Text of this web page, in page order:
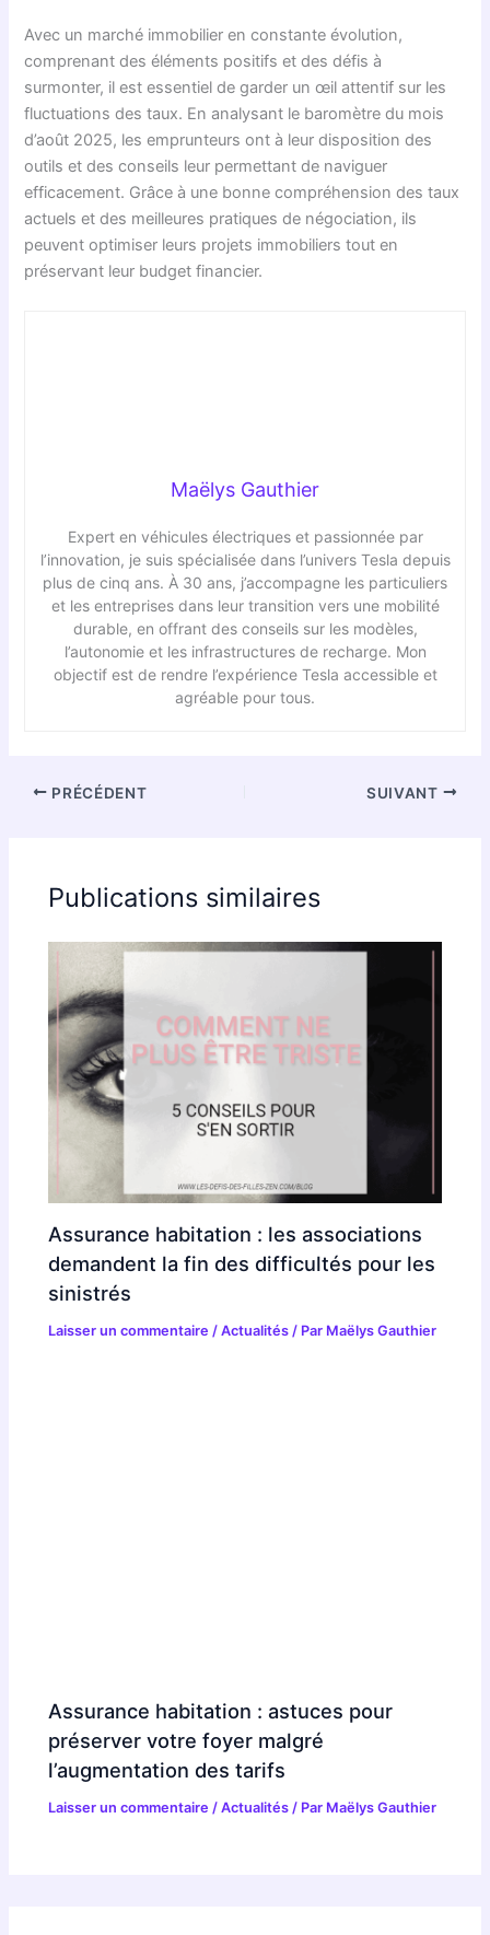
Avec un marché immobilier en constante évolution,
comprenant des éléments positifs et des défis à
surmonter, il est essentiel de garder un œil attentif sur les
fluctuations des taux. En analysant le baromètre du mois
d’août 2025, les emprunteurs ont à leur disposition des
outils et des conseils leur permettant de naviguer
efficacement. Grâce à une bonne compréhension des taux
actuels et des meilleures pratiques de négociation, ils
peuvent optimiser leurs projets immobiliers tout en
préservant leur budget financier.
Maëlys Gauthier
Expert en véhicules électriques et passionnée par
l’innovation, je suis spécialisée dans l’univers Tesla depuis
plus de cinq ans. À 30 ans, j’accompagne les particuliers
et les entreprises dans leur transition vers une mobilité
durable, en offrant des conseils sur les modèles,
l’autonomie et les infrastructures de recharge. Mon
objectif est de rendre l’expérience Tesla accessible et
agréable pour tous.
PRÉCÉDENT SUIVANT
Publications similaires
Assurance habitation : les associations
demandent la fin des difficultés pour les
sinistrés
Laisser un commentaire /Actualités / Par Maëlys Gauthier
Assurance habitation : astuces pour
préserver votre foyer malgré
l’augmentation des tarifs
Laisser un commentaire /Actualités / Par Maëlys Gauthier